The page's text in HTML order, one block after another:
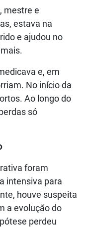
mestre e
estava na
e ajudou no
e, em
No início da
Ao longo do
só
foram
intensiva para
houve suspeita
a evolução do
perdeu